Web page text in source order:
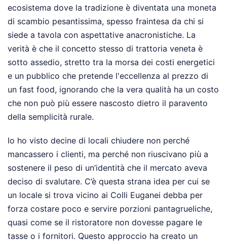
ecosistema dove la tradizione è diventata una moneta
di scambio pesantissima, spesso fraintesa da chi si
siede a tavola con aspettative anacronistiche. La
verità è che il concetto stesso di trattoria veneta è
sotto assedio, stretto tra la morsa dei costi energetici
e un pubblico che pretende l'eccellenza al prezzo di
un fast food, ignorando che la vera qualità ha un costo
che non può più essere nascosto dietro il paravento
della semplicità rurale.
Io ho visto decine di locali chiudere non perché
mancassero i clienti, ma perché non riuscivano più a
sostenere il peso di un’identità che il mercato aveva
deciso di svalutare. C’è questa strana idea per cui se
un locale si trova vicino ai Colli Euganei debba per
forza costare poco e servire porzioni pantagrueliche,
quasi come se il ristoratore non dovesse pagare le
tasse o i fornitori. Questo approccio ha creato un